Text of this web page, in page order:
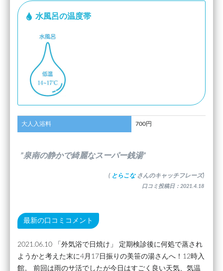
水風呂の温度帯
大人入浴料 700円
”泉南の静かで綺麗なスーパー銭湯”
( とらこな さんのキャッチフレーズ)
口コミ投稿日：2021.4.18
最新の口コミコメント
2021.06.10 「外気浴で日焼け」 定期検診後に何処で蒸され
ようかと考えた末に4月17日振りの美笹の湯さんへ！12時入
館。 前回は雨のサ活でしたが今日はすごく良い天気、気温